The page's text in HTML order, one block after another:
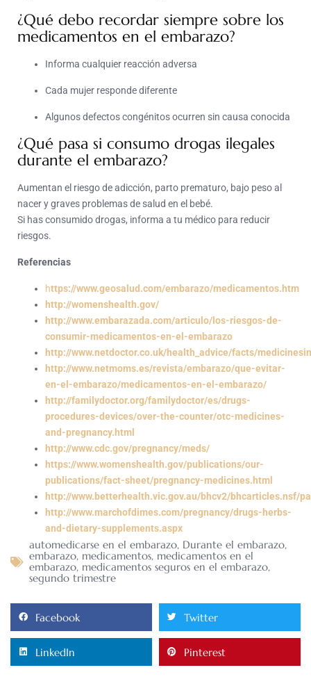
¿Qué debo recordar siempre sobre los
medicamentos en el embarazo?
Informa cualquier reacción adversa
Cada mujer responde diferente
Algunos defectos congénitos ocurren sin causa conocida
¿Qué pasa si consumo drogas ilegales
durante el embarazo?
Aumentan el riesgo de adicción, parto prematuro, bajo peso al
nacer y graves problemas de salud en el bebé.
Si has consumido drogas, informa a tu médico para reducir
riesgos.
Referencias
https://www.geosalud.com/embarazo/medicamentos.htm
http://womenshealth.gov/
http://www.embarazada.com/articulo/los-riesgos-de-
consumir-medicamentos-en-el-embarazo
http://www.netdoctor.co.uk/health_advice/facts/
http://www.netmoms.es/revista/embarazo/que-evitar-
en-el-embarazo/medicamentos-en-el-embarazo/
http://familydoctor.org/familydoctor/es/drugs-
procedures-devices/over-the-counter/otc-medicines-
and-pregnancy.html
http://www.cdc.gov/pregnancy/meds/
https://www.womenshealth.gov/publications/our-
publications/fact-sheet/pregnancy-medicines.html
http://www.betterhealth.vic.gov.au/bhcv2/bhcarticles.nsf/
http://www.marchofdimes.com/pregnancy/drugs-herbs-
and-dietary-supplements.aspx
automedicarse en el embarazo, Durante el embarazo,
embarazo, medicamentos, medicamentos en el
embarazo, medicamentos seguros en el embarazo,
segundo trimestre
Facebook Twitter
LinkedIn Pinterest